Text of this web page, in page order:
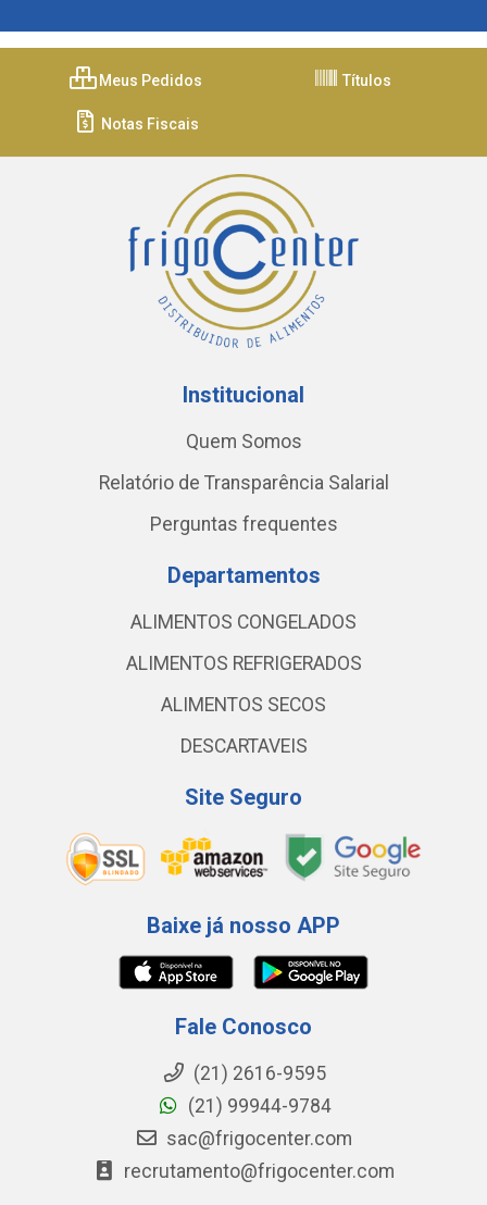
Meus Pedidos Títulos
Notas Fiscais
Institucional
Quem Somos
Relatório de Transparência Salarial
Perguntas frequentes
Departamentos
ALIMENTOS CONGELADOS
ALIMENTOS REFRIGERADOS
ALIMENTOS SECOS
DESCARTAVEIS
Site Seguro
Baixe já nosso APP
Fale Conosco
(21) 2616-9595
(21) 99944-9784
sac@frigocenter.com
recrutamento@frigocenter.com